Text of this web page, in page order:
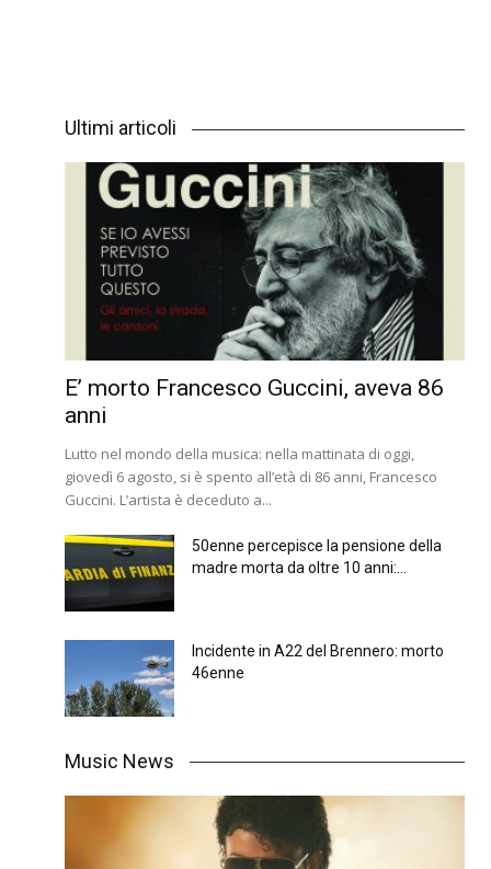
Ultimi articoli
E’ morto Francesco Guccini, aveva 86
anni
Lutto nel mondo della musica: nella mattinata di oggi,
giovedì 6 agosto, si è spento all’età di 86 anni, Francesco
Guccini. L’artista è deceduto a...
50enne percepisce la pensione della
madre morta da oltre 10 anni:...
Incidente in A22 del Brennero: morto
46enne
Music News